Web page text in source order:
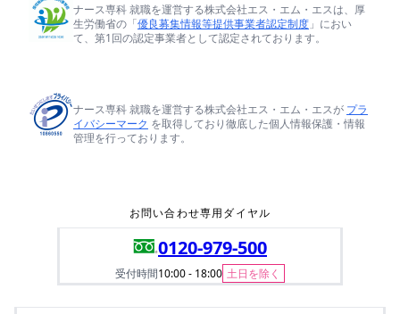
ナース専科 就職を運営する株式会社エス・エム・エスは、厚
生労働省の「優良募集情報等提供事業者認定制度 」におい
て、第1回の認定事業者として認定されております。
ナース専科 就職を運営する株式会社エス・エム・エスが プラ
イバシーマーク を取得しており徹底した個人情報保護・情報
管理を行っております。
お問い合わせ専用ダイヤル
0120-979-500
受付時間10:00 - 18:00 土日を除く